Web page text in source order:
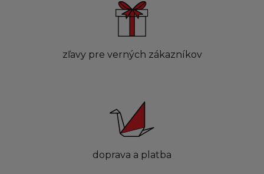
zľavy pre verných zákazníkov
doprava a platba